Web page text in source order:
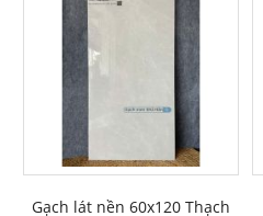
Gạch lát nền 60x120 Thạch